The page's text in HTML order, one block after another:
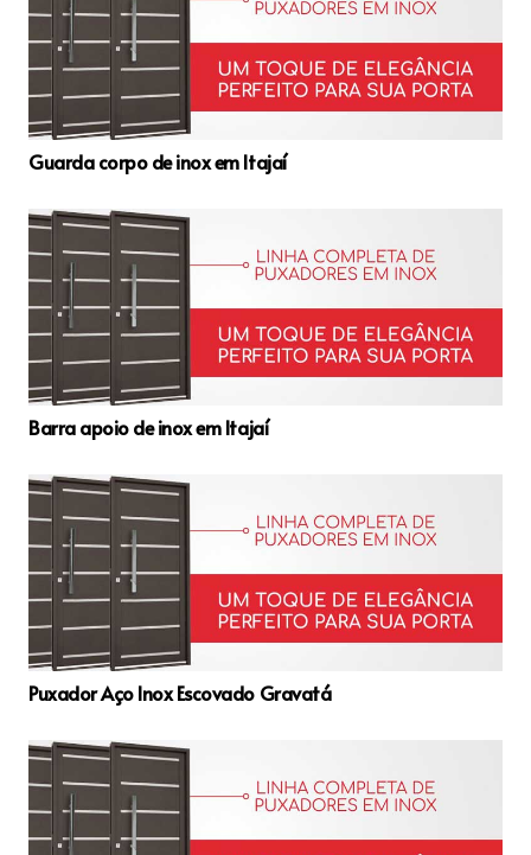
Guarda corpo de inox em Itajaí
Barra apoio de inox em Itajaí
Puxador Aço Inox Escovado Gravatá